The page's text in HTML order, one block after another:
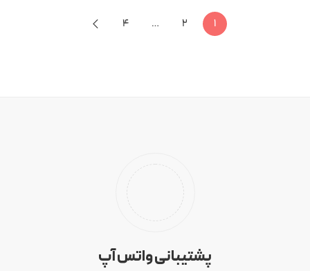
1
2
…
4
پشتیبانی واتس آپ